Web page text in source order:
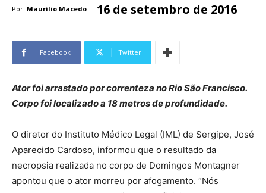
Por: Maurílio Macedo - 16 de setembro de 2016
Facebook Twitter
Ator foi arrastado por correnteza no Rio São Francisco.
Corpo foi localizado a 18 metros de profundidade.
O diretor do Instituto Médico Legal (IML) de Sergipe, José
Aparecido Cardoso, informou que o resultado da
necropsia realizada no corpo de Domingos Montagner
apontou que o ator morreu por afogamento. “Nós